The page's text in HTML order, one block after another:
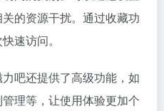
的资源干扰。通过收藏功
速访问。
吧还提供了高级功能，如
理等，让使用体验更加个